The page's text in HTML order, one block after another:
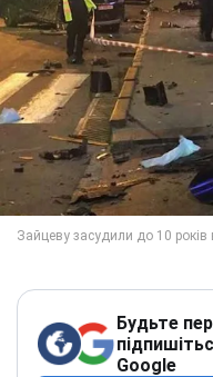
Будьте
Google